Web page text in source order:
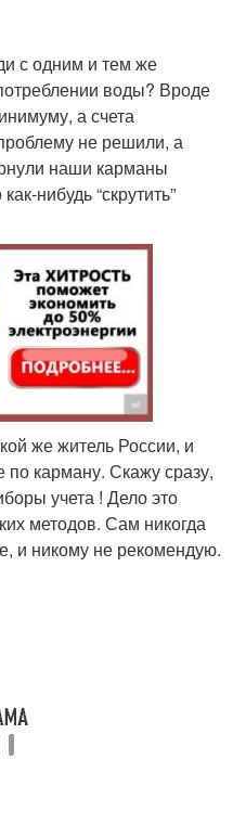
с одним и тем же
воды? Вроде
а счета
не решили, а
наши карманы
нибудь “скрутить”
же житель России, и
по карману. Скажу сразу,
учета ! Дело это
методов. Сам никогда
и никому не рекомендую.